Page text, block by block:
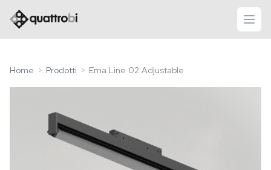
logo quattrobi
apri
Home Prodotti Ema Line 02 Adjustable